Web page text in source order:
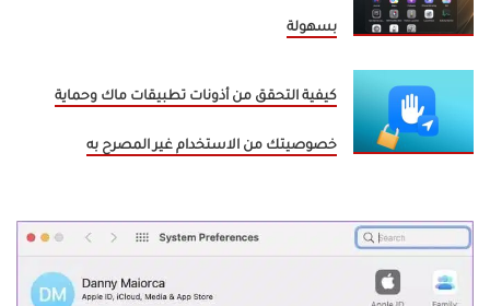
بسهولة
كيفية التحقق من أذونات تطبيقات ماك وحماية
خصوصيتك من الاستخدام غير المصرح به